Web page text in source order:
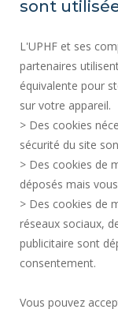
PUBLIC
LEGAL
PRESS AREA
RECRUITMENTS
SITE MAP
PERSONAL DATA
ACCESSIBILITY
COOKIE
sont
L'UPHF et ses
partenaires
équivalente pour
sur votre appareil.
> Des cookies
sécurité du site
> Des cookies de
déposés mais
> Des cookies de
réseaux sociaux,
publicitaire sont
consentement.
Vous pouvez